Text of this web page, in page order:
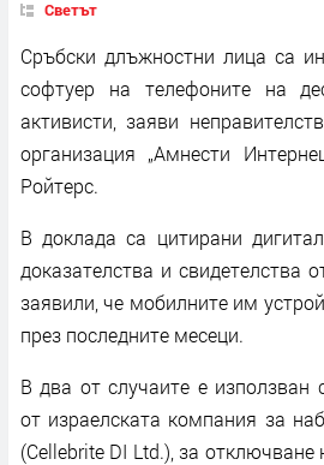
Светът
Сръбски длъжностни лица са
софтуер на телефоните на
активисти, заяви
организация „Амнести
Ройтерс.
В доклада са цитирани
доказателства и свидетелства
заявили, че мобилните им
през последните месеци.
В два от случаите е използван
от израелската компания за
(Cellebrite DI Ltd.), за отключване